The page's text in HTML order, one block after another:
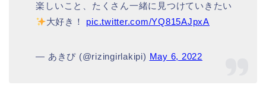
楽しいこと、たくさん一緒に見つけていきたい
大好き！ pic.twitter.com/YQ815AJpxA
— あきぴ (@rizingirlakipi) May 6, 2022